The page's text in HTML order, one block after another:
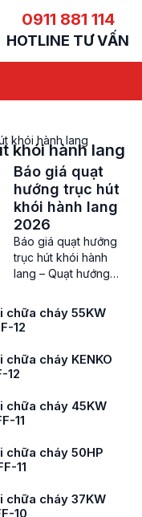
0911 881 114
HOTLINE TƯ VẤN
khói hành lang
khói hành lang
Báo giá quạt
hướng trục hút
khói hành lang
2026
Báo giá quạt hướng
trục hút khói hành
lang – Quạt hướng
lang là dòng quạt hút
khói được sử dụng
thông cung cấp khí
tươi, hút khói ở của
chung cư, trung tâm
thương mại. Báo giá
khói […]
chữa cháy 55KW
12
cháy KENKO
12
chữa cháy 45KW
11
chữa cháy 50HP
11
chữa cháy 37KW
10